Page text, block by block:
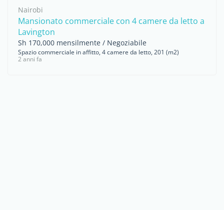
Nairobi
Mansionato commerciale con 4 camere da letto a
Lavington
Sh 170,000 mensilmente / Negoziabile
Spazio commerciale in affitto, 4 camere da letto, 201 (m2)
2 anni fa